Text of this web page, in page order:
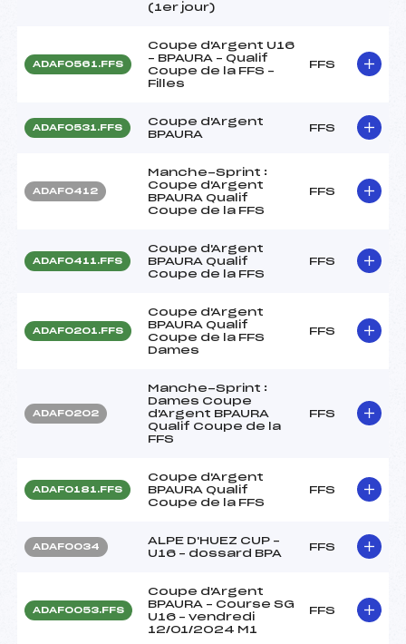
(1er jour)
ADAF0561.FFS
Coupe d'Argent U16
– BPAURA – Qualif
Coupe de la FFS –
Filles
FFS
ADAF0531.FFS
Coupe d'Argent
BPAURA
FFS
ADAF0412
Manche-Sprint :
Coupe d'Argent
BPAURA Qualif
Coupe de la FFS
FFS
ADAF0411.FFS
Coupe d'Argent
BPAURA Qualif
Coupe de la FFS
FFS
ADAF0201.FFS
Coupe d'Argent
BPAURA Qualif
Coupe de la FFS
Dames
FFS
ADAF0202
Manche-Sprint :
Dames Coupe
d'Argent BPAURA
Qualif Coupe de la
FFS
FFS
ADAF0181.FFS
Coupe d'Argent
BPAURA Qualif
Coupe de la FFS
FFS
ADAF0034
ALPE D'HUEZ CUP –
U16 – dossard BPA
FFS
ADAF0053.FFS
Coupe d'Argent
BPAURA – Course SG
U16 – vendredi
12/01/2024 M1
FFS